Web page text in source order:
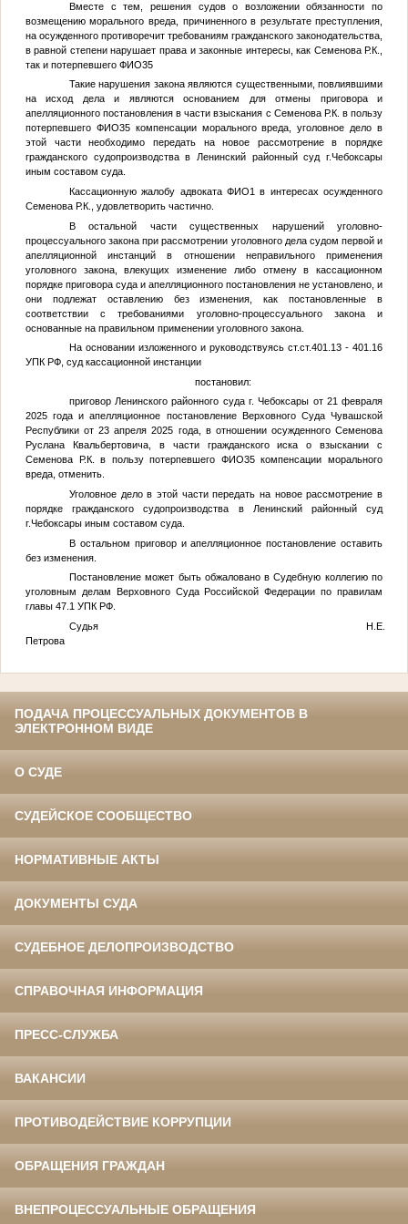
Вместе с тем, решения судов о возложении обязанности по
возмещению морального вреда, причиненного в результате преступления,
на осужденного противоречит требованиям гражданского законодательства,
в равной степени нарушает права и законные интересы, как Семенова Р.К.,
так и потерпевшего ФИО35
Такие нарушения закона являются существенными, повлиявшими
на исход дела и являются основанием для отмены приговора и
апелляционного постановления в части взыскания с Семенова Р.К. в пользу
потерпевшего ФИО35компенсации морального вреда, уголовное дело в
этой части необходимо передать на новое рассмотрение в порядке
гражданского судопроизводства в Ленинский районный суд г.Чебоксары
иным составом суда.
Кассационную жалобу адвоката ФИО1 в интересах осужденного
Семенова Р.К., удовлетворить частично.
В остальной части существенных нарушений уголовно-
процессуального закона при рассмотрении уголовного дела судом первой и
апелляционной инстанций в отношении неправильного применения
уголовного закона, влекущих изменение либо отмену в кассационном
порядке приговора суда и апелляционного постановления не установлено, и
они подлежат оставлению без изменения, как постановленные в
соответствии с требованиями уголовно-процессуального закона и
основанные на правильном применении уголовного закона.
На основании изложенного и руководствуясь ст.ст.401.13 - 401.16
УПК РФ, суд кассационной инстанции
постановил:
приговор Ленинского районного суда г. Чебоксары от 21 февраля
2025 года и апелляционное постановление Верховного Суда Чувашской
Республики от 23 апреля 2025 года, в отношении осужденного Семенова
Руслана Квальбертовича, в части гражданского иска о взыскании с
Семенова Р.К. в пользу потерпевшего ФИО35компенсации морального
вреда, отменить.
Уголовное дело в этой части передать на новое рассмотрение в
порядке гражданского судопроизводства в Ленинский районный суд
г.Чебоксары иным составом суда.
В остальном приговор и апелляционное постановление оставить
без изменения.
Постановление может быть обжаловано в Судебную коллегию по
уголовным делам Верховного Суда Российской Федерации по правилам
главы 47.1 УПК РФ.
Судья Н.Е.
Петрова
ПОДАЧА ПРОЦЕССУАЛЬНЫХ ДОКУМЕНТОВ В
ЭЛЕКТРОННОМ ВИДЕ
О СУДЕ
СУДЕЙСКОЕ СООБЩЕСТВО
НОРМАТИВНЫЕ АКТЫ
ДОКУМЕНТЫ СУДА
СУДЕБНОЕ ДЕЛОПРОИЗВОДСТВО
СПРАВОЧНАЯ ИНФОРМАЦИЯ
ПРЕСС-СЛУЖБА
ВАКАНСИИ
ПРОТИВОДЕЙСТВИЕ КОРРУПЦИИ
ОБРАЩЕНИЯ ГРАЖДАН
ВНЕПРОЦЕССУАЛЬНЫЕ ОБРАЩЕНИЯ